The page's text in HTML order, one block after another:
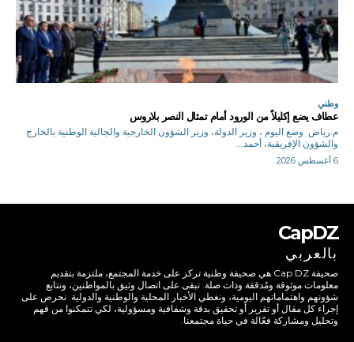
وطني
عطاف يضع إكليلاً من الورود أمام تمثال النصر بلاروس
م.رياض وضع اليوم ، وزير الدولة، وزير الشؤون الخارجية والجالية الوطنية بالخارج
والشؤون الإفريقية، أحمد...
6 أغسطس 2026
CapDZ
بالعربي
صحيفة Cap DZ هي صحيفة وطنية تركز على خدمة المجتمع، ملتزمة بتقديم
معلومات موثوقة ومُدققة وذات صلة. نبقى على اتصال وثيق بالمواطنين، ونتابع
شؤونهم واهتماماتهم اليومية، ونغطي الأخبار المحلية والوطنية والدولية. نحرص على
إجراء كل مقال أو تقرير أو تحقيق بدقة وشفافية ومسؤولية، لكي تتمكنوا من فهم
وتحليل ومشاركة فعّالة في حياة مجتمعنا.